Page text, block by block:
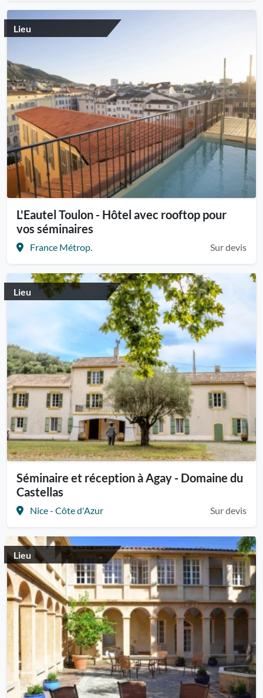
Lieu
L'Eautel Toulon - Hôtel avec rooftop pour
vos séminaires
France Métrop. Sur devis
Lieu
Séminaire et réception à Agay - Domaine du
Castellas
Nice - Côte d'Azur Sur devis
Lieu